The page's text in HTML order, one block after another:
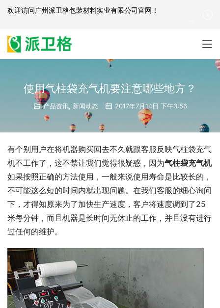
使用气柱袋充气机要注意哪些地方？
产品资讯, 新闻动态 2017年7月14日 下午3:56
有个别用户在将机器购买回去不久就跟客服反映气柱袋充气
机不工作了，这不禁让我们觉得很疑惑，因为气柱袋充气机
如果按照正确的方法使用，一般来说使用寿命是比较长的，
不可能这么短的时间内就出现问题。在我们客服的细心询问
下，才得知原来为了加快生产速度，客户将速度调到了25
米每分钟，而且机器是长时间无休止的工作，并且没有进行
过任何的维护。
欢迎访问广州派卫格包装材料实业有限公司官网 ！